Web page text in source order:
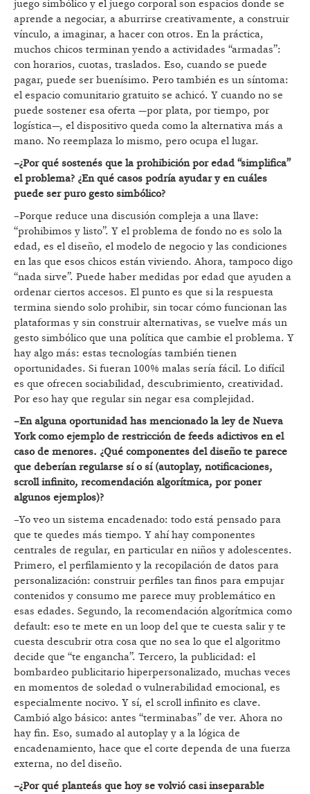
juego simbólico y el juego corporal son espacios donde se
aprende a negociar, a aburrirse creativamente, a construir
vínculo, a imaginar, a hacer con otros. En la práctica,
muchos chicos terminan yendo a actividades “armadas”:
con horarios, cuotas, traslados. Eso, cuando se puede
pagar, puede ser buenísimo. Pero también es un síntoma:
el espacio comunitario gratuito se achicó. Y cuando no se
puede sostener esa oferta —por plata, por tiempo, por
logística—, el dispositivo queda como la alternativa más a
mano. No reemplaza lo mismo, pero ocupa el lugar.
–¿Por qué sostenés que la prohibición por edad “simplifica”
el problema? ¿En qué casos podría ayudar y en cuáles
puede ser puro gesto simbólico?
–Porque reduce una discusión compleja a una llave:
“prohibimos y listo”. Y el problema de fondo no es solo la
edad, es el diseño, el modelo de negocio y las condiciones
en las que esos chicos están viviendo. Ahora, tampoco digo
“nada sirve”. Puede haber medidas por edad que ayuden a
ordenar ciertos accesos. El punto es que si la respuesta
termina siendo solo prohibir, sin tocar cómo funcionan las
plataformas y sin construir alternativas, se vuelve más un
gesto simbólico que una política que cambie el problema. Y
hay algo más: estas tecnologías también tienen
oportunidades. Si fueran 100% malas sería fácil. Lo difícil
es que ofrecen sociabilidad, descubrimiento, creatividad.
Por eso hay que regular sin negar esa complejidad.
–En alguna oportunidad has mencionado la ley de Nueva
York como ejemplo de restricción de feeds adictivos en el
caso de menores. ¿Qué componentes del diseño te parece
que deberían regularse sí o sí (autoplay, notificaciones,
scroll infinito, recomendación algorítmica, por poner
algunos ejemplos)?
–Yo veo un sistema encadenado: todo está pensado para
que te quedes más tiempo. Y ahí hay componentes
centrales de regular, en particular en niños y adolescentes.
Primero, el perfilamiento y la recopilación de datos para
personalización: construir perfiles tan finos para empujar
contenidos y consumo me parece muy problemático en
esas edades. Segundo, la recomendación algorítmica como
default: eso te mete en un loop del que te cuesta salir y te
cuesta descubrir otra cosa que no sea lo que el algoritmo
decide que “te engancha”. Tercero, la publicidad: el
bombardeo publicitario hiperpersonalizado, muchas veces
en momentos de soledad o vulnerabilidad emocional, es
especialmente nocivo. Y sí, el scroll infinito es clave.
Cambió algo básico: antes “terminabas” de ver. Ahora no
hay fin. Eso, sumado al autoplay y a la lógica de
encadenamiento, hace que el corte dependa de una fuerza
externa, no del diseño.
–¿Por qué planteás que hoy se volvió casi inseparable